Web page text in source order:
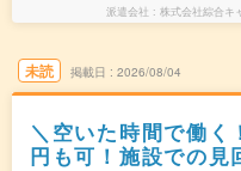
派遣会社 株式会社綜合キ
未読 掲載日 2026/08/04
＼空いた時間で働
円も可！施設での見